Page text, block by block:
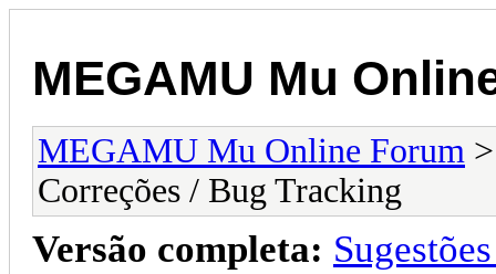
MEGAMU Mu
MEGAMU Mu Online Forum
Correções / Bug Tracking
Versão completa: